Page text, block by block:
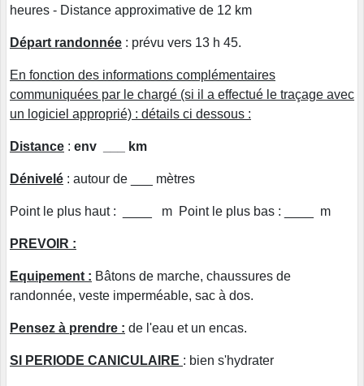
heures - Distance approximative de 12 km
Départ randonnée : prévu vers 13 h 45.
En fonction des informations complémentaires
communiquées par le chargé (si il a effectué le traçage avec
un logiciel approprié) : détails ci dessous :
Distance : env ___ km
Dénivelé : autour de ___ mètres
Point le plus haut : ____ m Point le plus bas : ____ m
PREVOIR :
Equipement : Bâtons de marche, chaussures de
randonnée, veste imperméable, sac à dos.
Pensez à prendre : de l'eau et un encas.
SI PERIODE CANICULAIRE : bien s'hydrater